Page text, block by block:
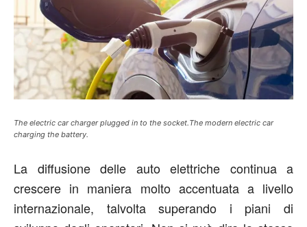
The electric car charger plugged in to the socket.The modern electric car
charging the battery.
La diffusione delle auto elettriche continua a
crescere in maniera molto accentuata a livello
internazionale, talvolta superando i piani di